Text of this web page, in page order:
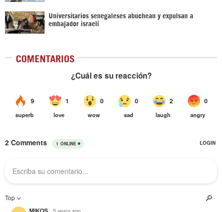
Universitarios senegaleses abuchean y expulsan a
embajador israelí
COMENTARIOS